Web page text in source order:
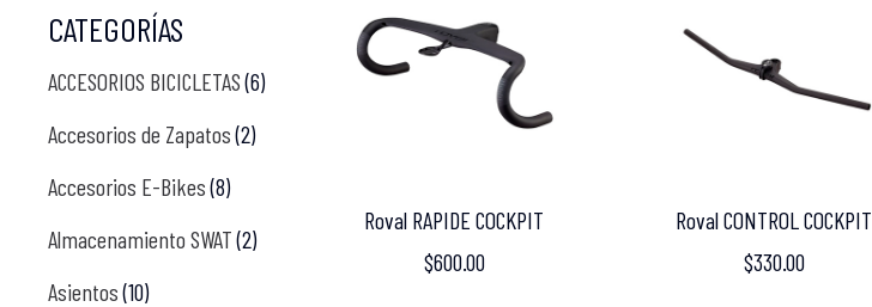
CATEGORÍAS
ACCESORIOS BICICLETAS (6)
Accesorios de Zapatos (2)
Accesorios E-Bikes (8)
Almacenamiento SWAT (2)
Asientos (10)
Roval RAPIDE COCKPIT
$600.00
Roval CONTROL COCKPIT
$330.00